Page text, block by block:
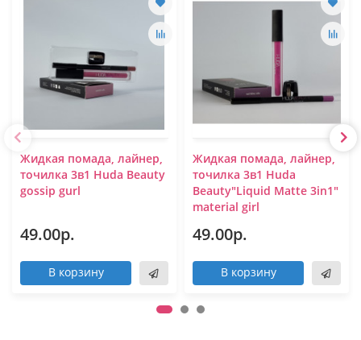
Жидкая помада, лайнер,
точилка 3в1 Huda Beauty
gossip gurl
49.00р.
В корзину
Жидкая помада, лайнер,
точилка 3в1 Huda
Beauty"Liquid Matte 3in1"
material girl
49.00р.
В корзину